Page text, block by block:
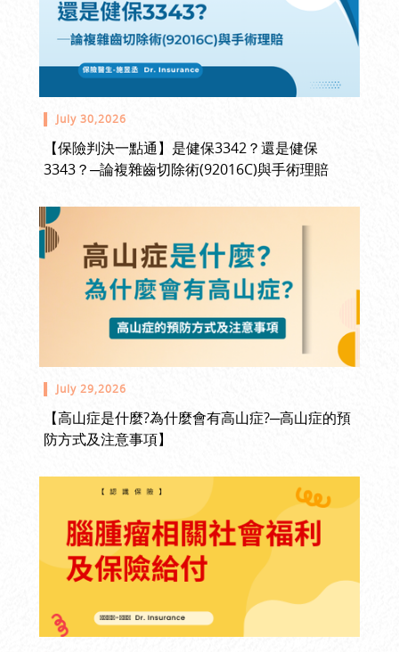
July 30,2026
【保險判決一點通】是健保3342？還是健保
3343？─論複雜齒切除術(92016C)與手術理賠
July 29,2026
【高山症是什麼?為什麼會有高山症?─高山症的預
防方式及注意事項】